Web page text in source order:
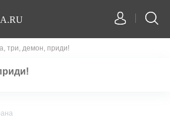
три, демон, приди!